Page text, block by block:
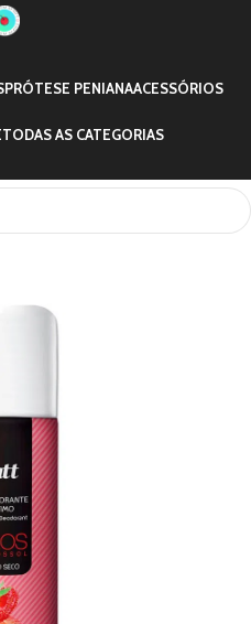
PRÓTESE PENIANAACESSÓRIOS
TODAS AS CATEGORIAS